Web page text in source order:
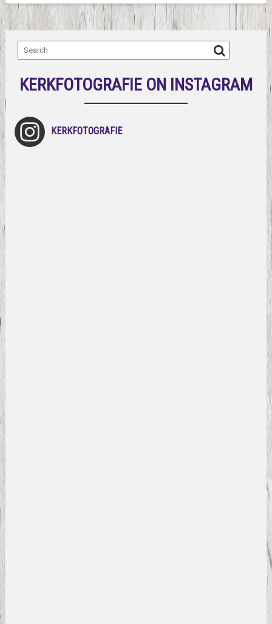
KERKFOTOGRAFIE ON INSTAGRAM
KERKFOTOGRAFIE